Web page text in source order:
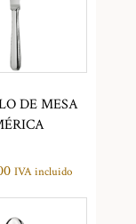
DE MESA
IVA incluido